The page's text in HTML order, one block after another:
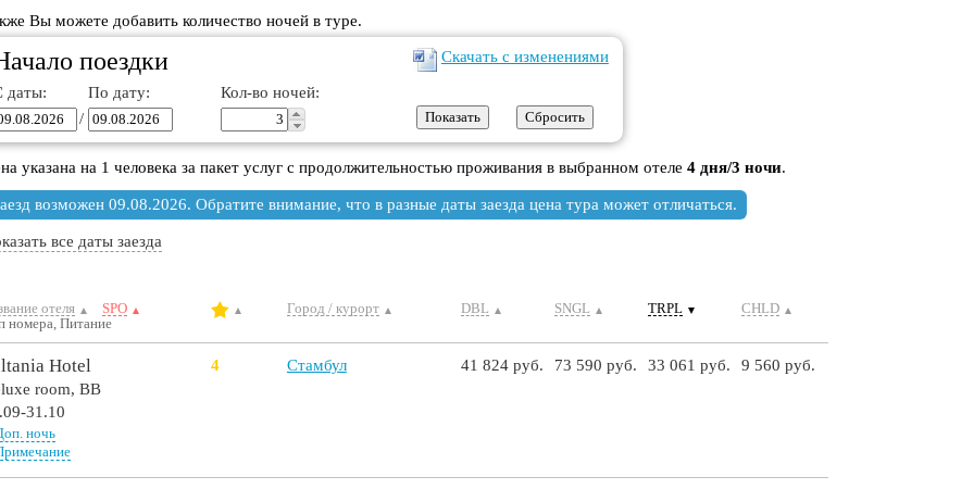
Вы можете добавить количество ночей в туре.
поездки Скачать с изменениями
даты:
По дату:
/
Кол-во ночей:
указана на 1 человека за пакет услуг с продолжительностью проживания в выбранном отеле 4 дня/3 ночи.
возможен 09.08.2026. Обратите внимание, что в разные даты заезда цена тура может отличаться.
все даты заезда
отеля
SPO
номера, Питание
Город / курорт DBL SNGL TRPL CHLD
Hotel
room, BB
31.10
4 Стамбул 41 824 руб. 73 590 руб. 33 061 руб. 9 560 руб.
ночь